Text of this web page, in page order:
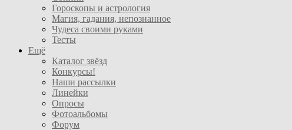
Гороскопы и астрология
Магия, гадания, непознанное
Чудеса своими руками
Тесты
Ещё
Каталог звёзд
Конкурсы!
Наши рассылки
Линейки
Опросы
Фотоальбомы
Форум